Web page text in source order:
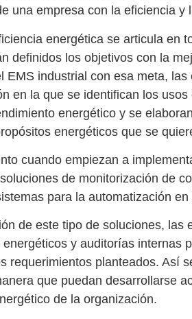
una empresa con la eficiencia y
energética se articula en
definidos los objetivos con la
EMS industrial con esa meta, las
en la que se identifican los
energético y se elaboran
energéticos que se
cuando empiezan a
de monitorización de
para la automatización
de este tipo de soluciones, las
energéticos y auditorías internas
requerimientos planteados. Así
que puedan desarrollarse
de la organización.